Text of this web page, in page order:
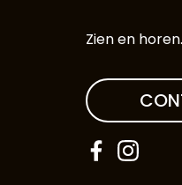
Zien en